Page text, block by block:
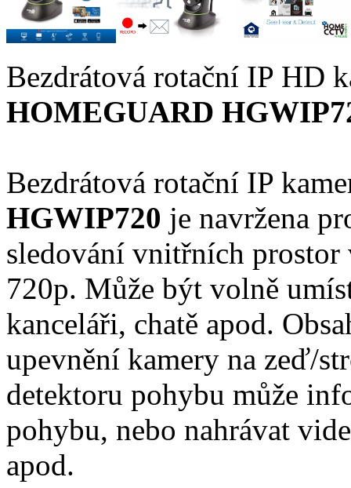
Bezdrátová rotační IP HD
HOMEGUARD
Bezdrátová rotační IP
HGWIP720 je navržena
sledování vnitřních
720p. Může být volně
kanceláři, chatě apod.
upevnění kamery na zeď/
detektoru pohybu může
pohybu, nebo nahrávat
apod.